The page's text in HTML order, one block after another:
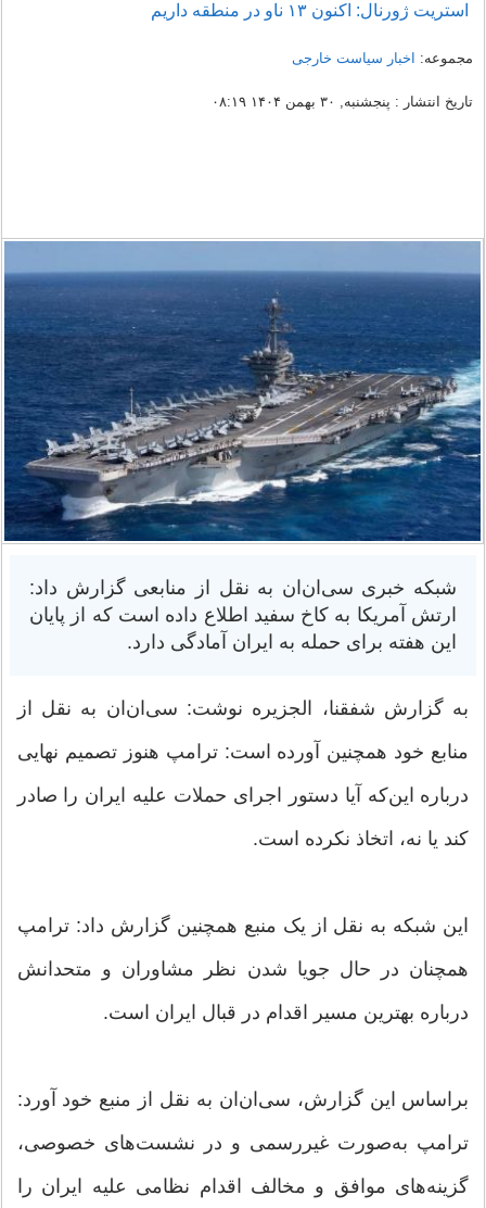
استریت ژورنال: اکنون ۱۳ ناو در منطقه داریم
مجموعه: اخبار سیاست خارجی
تاریخ انتشار : پنجشنبه, ۳۰ بهمن ۱۴۰۴ ۰۸:۱۹
شبکه خبری سی‌ان‌ان به نقل از منابعی گزارش داد:
ارتش آمریکا به کاخ سفید اطلاع داده است که از پایان
این هفته برای حمله به ایران آمادگی دارد.
به گزارش شفقنا، الجزیره نوشت: سی‌ان‌ان به نقل از
منابع خود همچنین آورده است: ترامپ هنوز تصمیم نهایی
درباره این‌که آیا دستور اجرای حملات علیه ایران را صادر
کند یا نه، اتخاذ نکرده است.
این شبکه به نقل از یک منبع همچنین گزارش داد: ترامپ
همچنان در حال جویا شدن نظر مشاوران و متحدانش
درباره بهترین مسیر اقدام در قبال ایران است.
براساس این گزارش، سی‌ان‌ان به نقل از منبع خود آورد:
ترامپ به‌صورت غیررسمی و در نشست‌های خصوصی،
گزینه‌های موافق و مخالف اقدام نظامی علیه ایران را